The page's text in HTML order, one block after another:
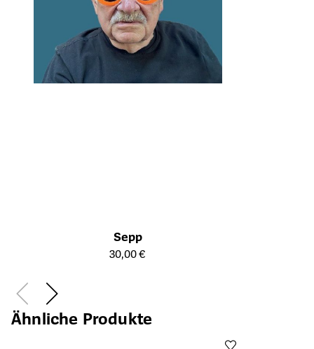
Sepp
Öffnet die Detailseite des Produkts
30,00 €
Ähnliche Produkte